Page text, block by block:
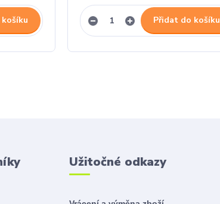
Přidat do košíku
Užitočné odkazy